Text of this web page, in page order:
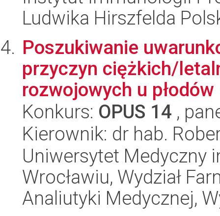
Ludwika Hirszfelda
Poszukiwanie
przyczyn ciężkich/
rozwojowych u
Konkurs: OPUS 14 ,
Kierownik: dr hab.
Uniwersytet Medyczny
Wrocławiu, Wydział
Analiutyki Medycznej,